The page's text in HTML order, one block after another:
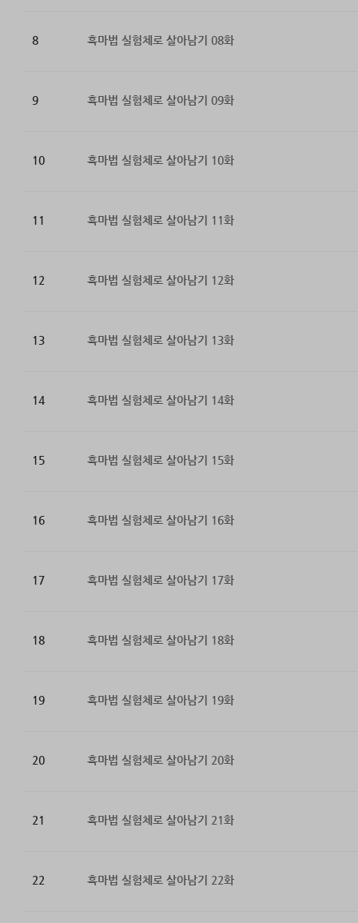
8 흑마법 실험체로 살아남기 08화
9 흑마법 실험체로 살아남기 09화
10 흑마법 실험체로 살아남기 10화
11 흑마법 실험체로 살아남기 11화
12 흑마법 실험체로 살아남기 12화
13 흑마법 실험체로 살아남기 13화
14 흑마법 실험체로 살아남기 14화
15 흑마법 실험체로 살아남기 15화
16 흑마법 실험체로 살아남기 16화
17 흑마법 실험체로 살아남기 17화
18 흑마법 실험체로 살아남기 18화
19 흑마법 실험체로 살아남기 19화
20 흑마법 실험체로 살아남기 20화
21 흑마법 실험체로 살아남기 21화
22 흑마법 실험체로 살아남기 22화